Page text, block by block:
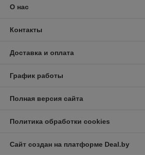
О нас
Контакты
Доставка и оплата
График работы
Полная версия сайта
Политика обработки cookies
Сайт создан на платформе Deal.by